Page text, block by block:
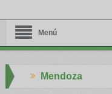
Menú